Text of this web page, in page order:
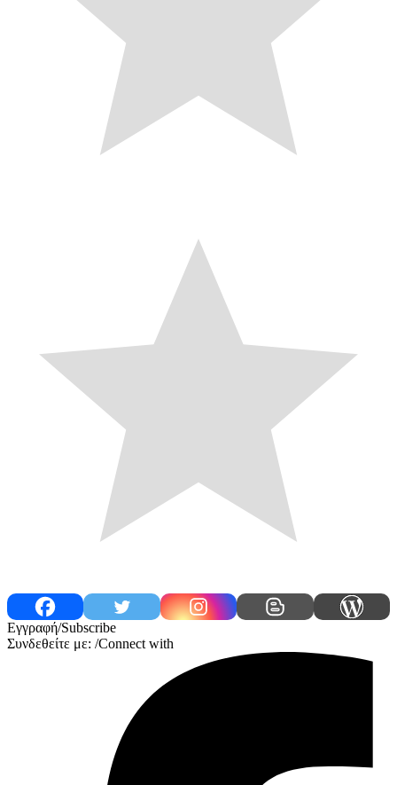
Εγγραφή/Subscribe
Συνδεθείτε με: /Connect with